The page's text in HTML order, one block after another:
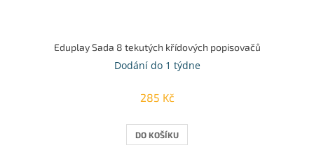
Eduplay Sada 8 tekutých křídových popisovačů
Dodání do 1 týdne
285 Kč
DO KOŠÍKU